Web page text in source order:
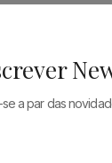
a par das